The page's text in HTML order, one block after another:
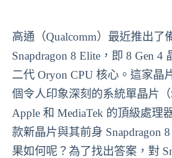
高通（Qualcomm）最近推出了
Snapdragon 8 Elite，即 8 Gen 4
二代 Oryon CPU 核心。這家晶
個令人印象深刻的系統單晶片
Apple 和 MediaTek 的頂級處理
款新晶片與其前身 Snapdragon
果如何呢？為了找出答案，對